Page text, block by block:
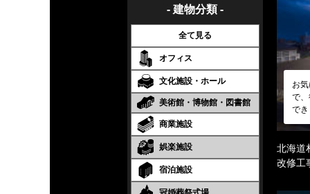
- 建物分類 -
全て見る
オフィス
文化施設・ホール
美術館・博物館・図書館
商業施設
娯楽施設
宿泊施設
お
で
で
北海道
改修工